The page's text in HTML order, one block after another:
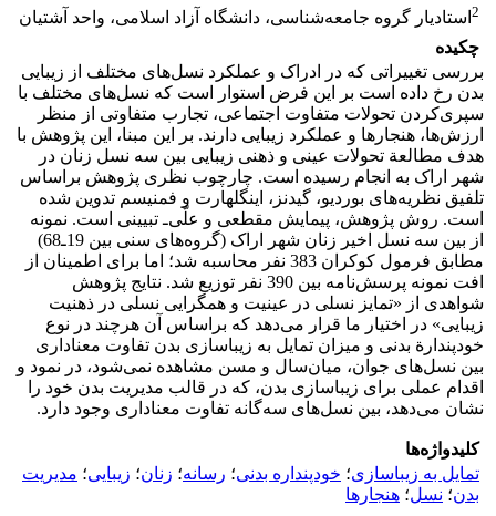
2 استادیار گروه جامعه‌شناسی، دانشگاه آزاد اسلامی، واحد آشتیان
چکیده
بررسی تغییراتی که در ادراک و عملکرد نسل‌های مختلف از زیبایی
بدن رخ داده است بر این فرض استوار است که نسل‌های مختلف با
سپری‌کردن تحولات متفاوت اجتماعی، تجارب متفاوتی از منظر
ارزش‌ها، هنجارها و عملکرد زیبایی دارند. بر این مبنا، این پژوهش با
هدف مطالعة تحولات عینی و ذهنی زیبایی بین سه نسل زنان در
شهر اراک به انجام رسیده است. چارچوب نظری پژوهش بر‌اساس
تلفیق نظریه‌های بوردیو، گیدنز، اینگلهارت و فمنیسم تدوین شده
است. روش پژوهش، پیمایش مقطعی و علّی‌ـ تبیینی است. نمونه
از بین سه نسل اخیر زنان شهر اراک (گروه‌های سنی بین 19ـ68)
مطابق فرمول کوکران 383 نفر محاسبه شد؛ اما برای اطمینان از
افت نمونه پرسش‌نامه بین 390 نفر توزیع شد. نتایج پژوهش
شواهدی از «تمایز نسلی در عینیت و همگرایی نسلی در ذهنیت
زیبایی» در اختیار ما قرار می‌دهد که بر‌اساس آن هرچند در نوع
خودپندارة بدنی و میزان تمایل به زیباسازی بدن تفاوت معناداری
بین نسل‌های جوان، میان‌سال و مسن مشاهده نمی‌شود، در نمود و
اقدام عملی برای زیباسازی بدن، که در قالب مدیریت بدن خود را
نشان می‌دهد، بین نسل‌های سه‌گانه تفاوت معناداری وجود دارد.
کلیدواژه‌ها
تمایل به زیباسازی؛ خودپنداره بدنی؛ رسانه؛ زنان؛ زیبایی؛ مدیریت
بدن؛ نسل؛ هنجارها